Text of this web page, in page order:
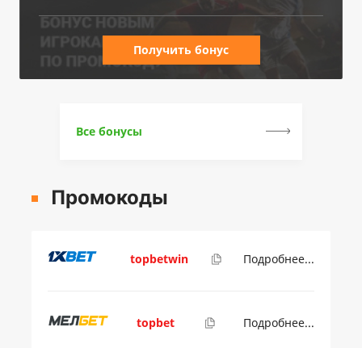
Получить бонус
Все бонусы
Промокоды
topbetwin Подробнее...
topbet Подробнее...